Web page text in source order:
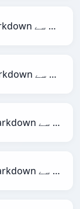
Markdown سے Markdown
Markdown سے MediaWiki
Markdown سے PDF
Markdown سے PNG